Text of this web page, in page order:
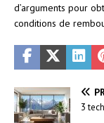
d’arguments pour
conditions de
3